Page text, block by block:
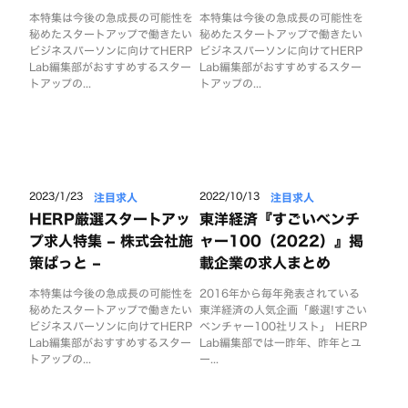
本特集は今後の急成長の可能性を
秘めたスタートアップで働きたい
ビジネスパーソンに向けてHERP
Lab編集部がおすすめするスター
トアップの...
本特集は今後の急成長の可能性を
秘めたスタートアップで働きたい
ビジネスパーソンに向けてHERP
Lab編集部がおすすめするスター
トアップの...
2023/1/23 注目求人
HERP厳選スタートアッ
プ求人特集 – 株式会社施
策ぱっと –
本特集は今後の急成長の可能性を
秘めたスタートアップで働きたい
ビジネスパーソンに向けてHERP
Lab編集部がおすすめするスター
トアップの...
2022/10/13 注目求人
東洋経済『すごいベンチ
ャー100（2022）』掲
載企業の求人まとめ
2016年から毎年発表されている
東洋経済の人気企画「厳選!すごい
ベンチャー100社リスト」 HERP
Lab編集部では一昨年、昨年とユ
ー...